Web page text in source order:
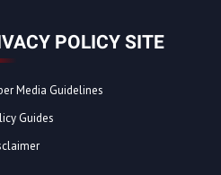
POLICY SITE
Media Guidelines
Guides